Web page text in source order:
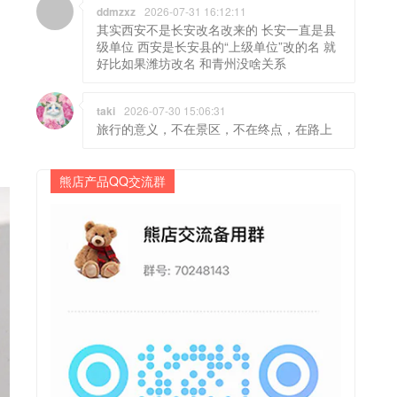
ddmzxz 2026-07-31 16:12:11
其实西安不是长安改名改来的 长安一直是县
级单位 西安是长安县的“上级单位”改的名 就
好比如果潍坊改名 和青州没啥关系
taki 2026-07-30 15:06:31
旅行的意义，不在景区，不在终点，在路上
熊店产品QQ交流群